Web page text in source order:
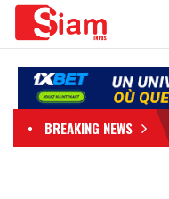
BREAKING NEWS